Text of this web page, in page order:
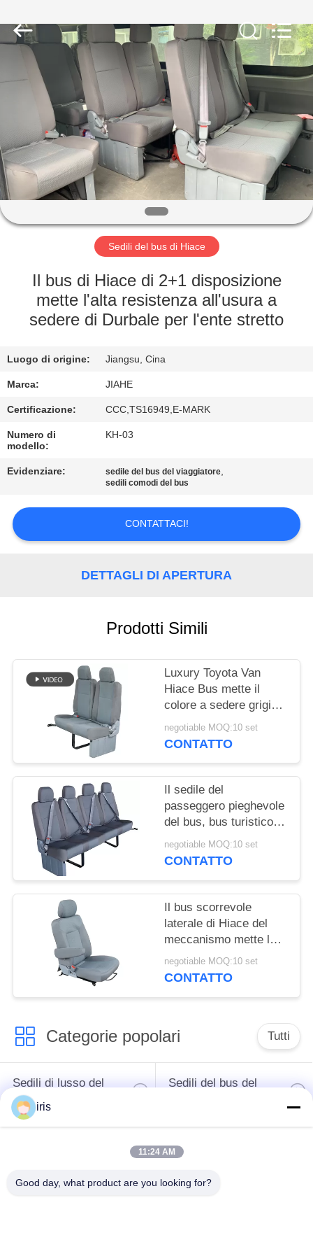
CASA
PRODOTTI
CIRCA
NOI
GIRO
FABBRICA
CONTROLLO
QUALITÀ
CONTATTICI
NOTIZIE
MAPPA
POLICY
Precision
Ltd..
Sedili del bus di Hiace
Il bus di Hiace di 2+1 disposizione
mette l'alta resistenza all'usura a
sedere di Durbale per l'ente stretto
Luogo di origine: Jiangsu, Cina
Marca: JIAHE
Certificazione: CCC,TS16949,E-MARK
Numero di
modello:
KH-03
Evidenziare: sedile del bus del viaggiatore,
sedili comodi del bus
CONTATTACI!
DETTAGLI DI APERTURA
Prodotti Simili
Luxury Toyota Van
Hiace Bus mette il
colore a sedere grigio
materiale della spugna
ad alta densità
negotiable MOQ:10 set
CONTATTO
Il sedile del
passeggero pieghevole
del bus, bus turistico
mette la larghezza a
sedere della
negotiable MOQ:10 set
CONTATTO
Il bus scorrevole
laterale di Hiace del
meccanismo mette la
prova a sedere di
alluminio della ruggine
negotiable MOQ:10 set
CONTATTO
Categorie popolari Tutti
Sedili di lusso del
bus
Sedili del bus del
Seat
iris
11:24 AM
Good day, what product are you looking for?